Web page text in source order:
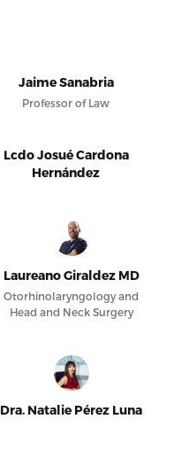
Jaime Sanabria
Professor of Law
Lcdo Josué Cardona
Hernández
Laureano Giraldez MD
Otorhinolaryngology and
Head and Neck Surgery
Dra. Natalie Pérez Luna